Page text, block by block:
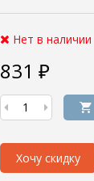
Нет в наличии
831 ₽
Хочу скидку